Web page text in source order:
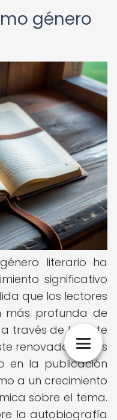
género
literario ha
significativo
que los lectores
más profunda de
través de la lente
renovado interés
en la publicación
a un crecimiento
sobre el tema.
la autobiografía